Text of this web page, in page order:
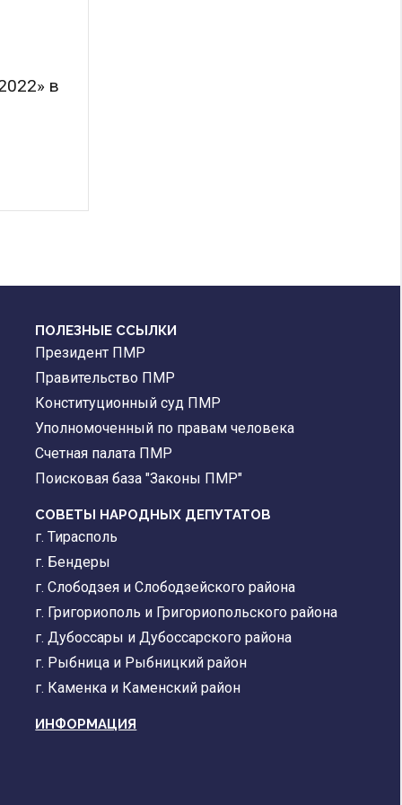
в
ПОЛЕЗНЫЕ ССЫЛКИ
Президент ПМР
Правительство ПМР
Конституционный суд ПМР
Уполномоченный по правам человека
Счетная палата ПМР
Поисковая база "Законы ПМР"
СОВЕТЫ НАРОДНЫХ ДЕПУТАТОВ
г. Тирасполь
г. Бендеры
г. Слободзея и Слободзейского района
г. Григориополь и Григориопольского района
г. Дубоссары и Дубоссарского района
г. Рыбница и Рыбницкий район
г. Каменка и Каменский район
ИНФОРМАЦИЯ